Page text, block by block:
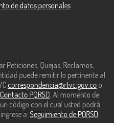
de datos personales
Peticiones, Quejas, Reclamos,
puede remitir lo pertinente al
correspondencia@rtvc.gov.co o
Contacto PQRSD. Al momento de
código con el cual usted podrá
a: Seguimiento de PQRSD